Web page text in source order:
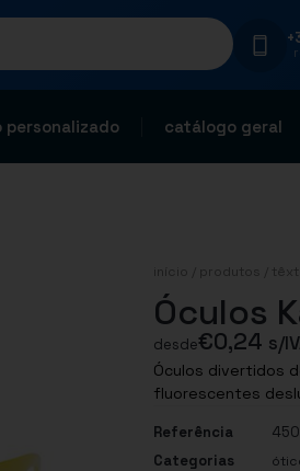
personalizado catálogo geral
início produtos
Óculos
desde€0,24 s/
Óculos divertidos
fluorescentes
Referência
Categorias